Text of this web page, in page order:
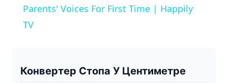
a
V
Parents' Voices For First Time | Happily
TV
Конвертер Стопа У Центиметре